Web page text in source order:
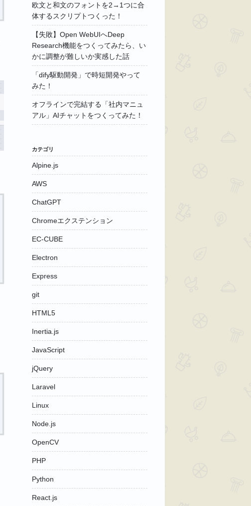
欧文と和文のフォントを2→1つに合
体するスクリプトつくった！
【失敗】Open WebUIへDeep
Research機能をつくってみたら、い
かに調整が難しいか実感した話
「dify駆動開発」で時短開発やって
みた！
オフラインで完結する「社内マニュ
アル」AIチャットをつくってみた！
カテゴリ
Alpine.js
AWS
ChatGPT
Chromeエクステンション
EC-CUBE
Electron
Express
git
HTML5
Inertia.js
JavaScript
jQuery
Laravel
Linux
Node.js
OpenCV
PHP
Python
React.js